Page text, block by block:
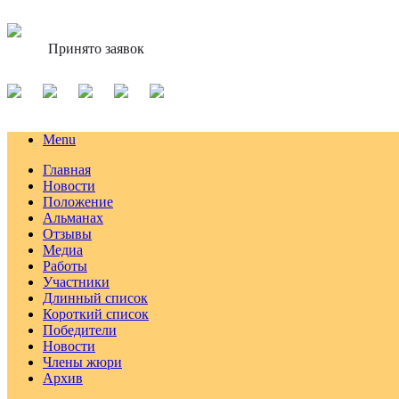
Принято заявок
Menu
Главная
Новости
Положение
Альманах
Отзывы
Медиа
Работы
Участники
Длинный список
Короткий список
Победители
Новости
Члены жюри
Архив